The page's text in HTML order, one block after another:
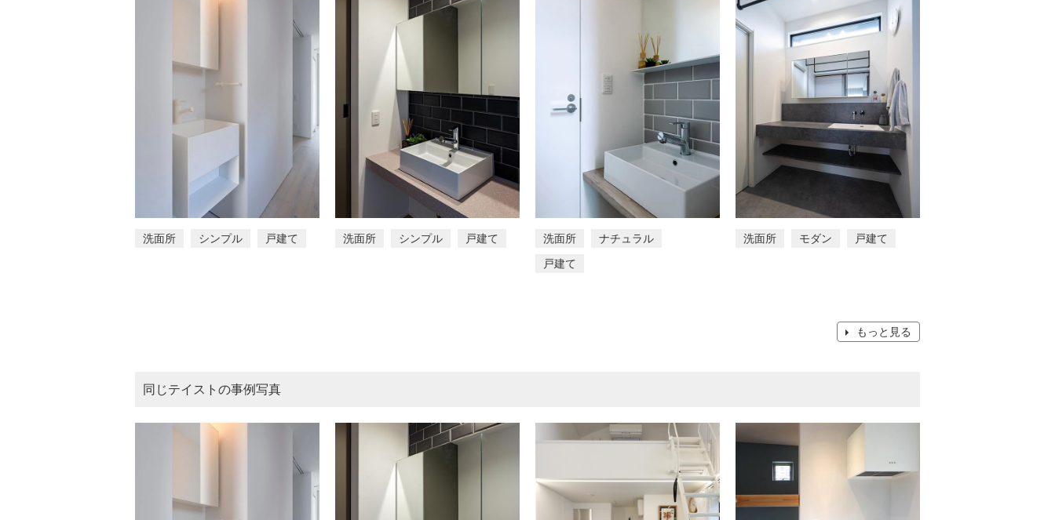
洗面所 シンプル 戸建て 洗面所 シンプル 戸建て 洗面所
ナチュラル
戸建て
洗面所 モダン 戸建て
もっと見る
同じテイストの事例写真